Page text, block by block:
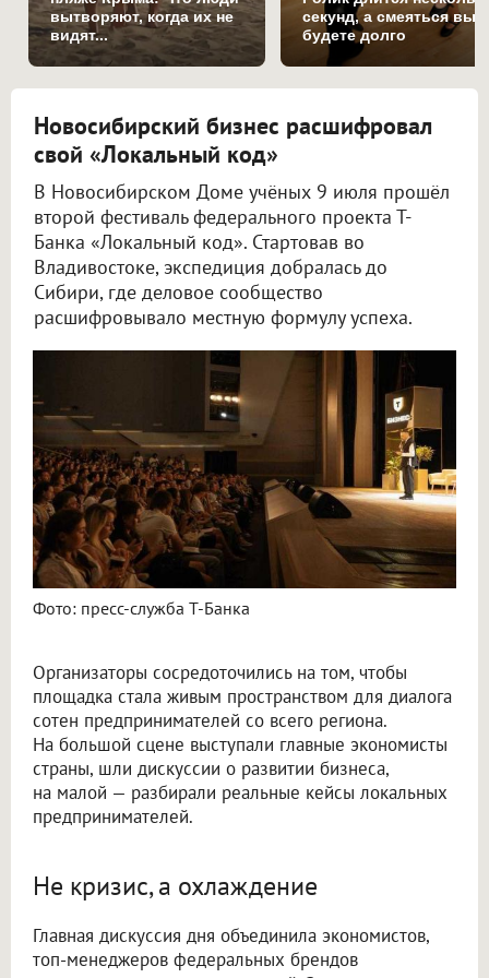
вытворяют, когда их не
видят...
секунд, а смеяться вы
будете долго
Новосибирский бизнес расшифровал
свой «Локальный код»
В Новосибирском Доме учёных 9 июля прошёл
второй фестиваль федерального проекта Т-
Банка «Локальный код». Стартовав во
Владивостоке, экспедиция добралась до
Сибири, где деловое сообщество
расшифровывало местную формулу успеха.
Фото: пресс-служба Т-Банка
Организаторы сосредоточились на том, чтобы
площадка стала живым пространством для диалога
сотен предпринимателей со всего региона.
На большой сцене выступали главные экономисты
страны, шли дискуссии о развитии бизнеса,
на малой — разбирали реальные кейсы локальных
предпринимателей.
Не кризис, а охлаждение
Главная дискуссия дня объединила экономистов,
топ-менеджеров федеральных брендов